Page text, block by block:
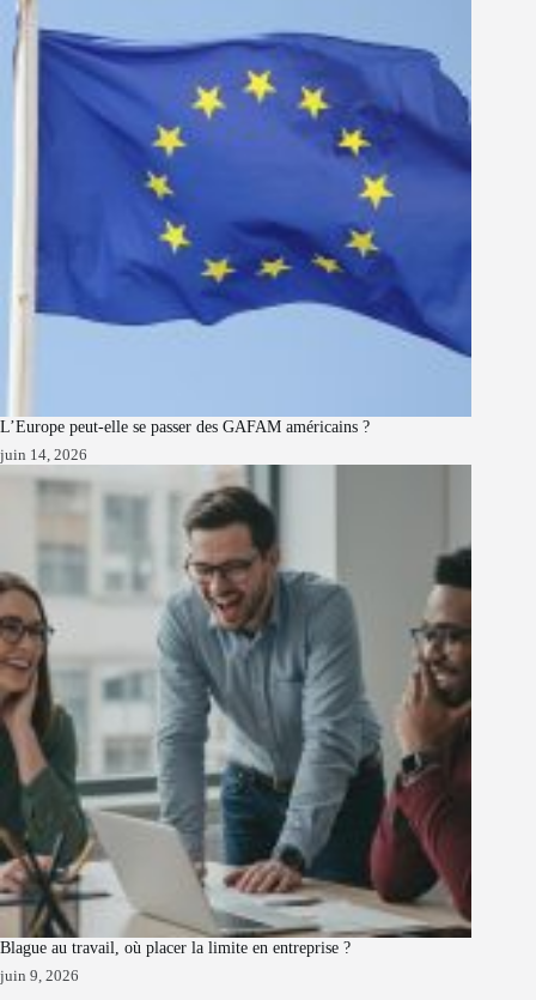
L’Europe peut-elle se passer des GAFAM américains ?
juin 14, 2026
Blague au travail, où placer la limite en entreprise ?
juin 9, 2026